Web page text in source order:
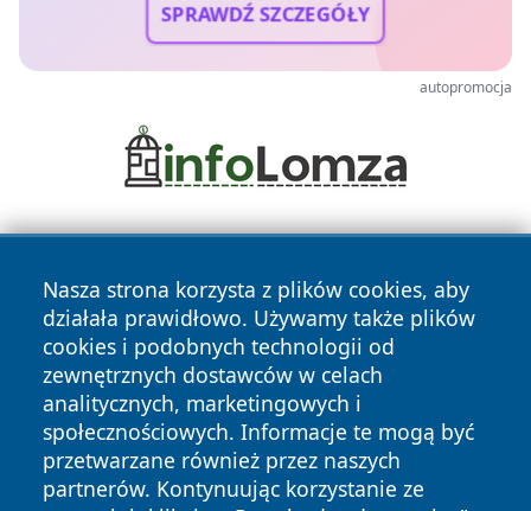
SPRAWDŹ SZCZEGÓŁY
autopromocja
Nasza strona korzysta z plików cookies, aby
działała prawidłowo. Używamy także plików
cookies i podobnych technologii od
zewnętrznych dostawców w celach
analitycznych, marketingowych i
społecznościowych. Informacje te mogą być
przetwarzane również przez naszych
partnerów. Kontynuując korzystanie ze
Copyright © 2026 newsynowodworskie.pl Wszystkie prawa
zastrzeżone.
News Autorzy
Polityka
Polityka